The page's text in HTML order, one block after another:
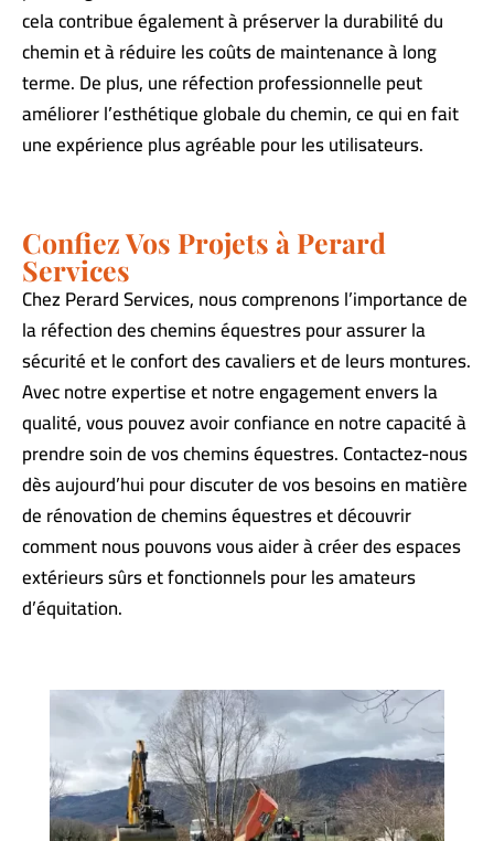
cela contribue également à préserver la durabilité du
chemin et à réduire les coûts de maintenance à long
terme. De plus, une réfection professionnelle peut
améliorer l’esthétique globale du chemin, ce qui en fait
une expérience plus agréable pour les utilisateurs.
Confiez Vos Projets à Perard
Services
Chez Perard Services, nous comprenons l’importance de
la réfection des chemins équestres pour assurer la
sécurité et le confort des cavaliers et de leurs montures.
Avec notre expertise et notre engagement envers la
qualité, vous pouvez avoir confiance en notre capacité à
prendre soin de vos chemins équestres. Contactez-nous
dès aujourd’hui pour discuter de vos besoins en matière
de rénovation de chemins équestres et découvrir
comment nous pouvons vous aider à créer des espaces
extérieurs sûrs et fonctionnels pour les amateurs
d’équitation.